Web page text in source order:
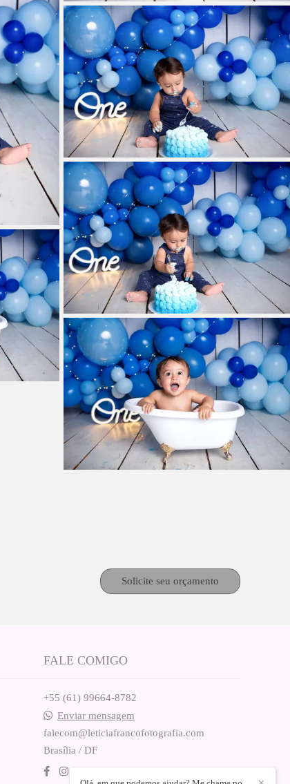
Solicite seu orçamento
FALE COMIGO
+55 (61) 99664-8782
Enviar mensagem
falecom@leticiafrancofotografia.com
Brasília / DF